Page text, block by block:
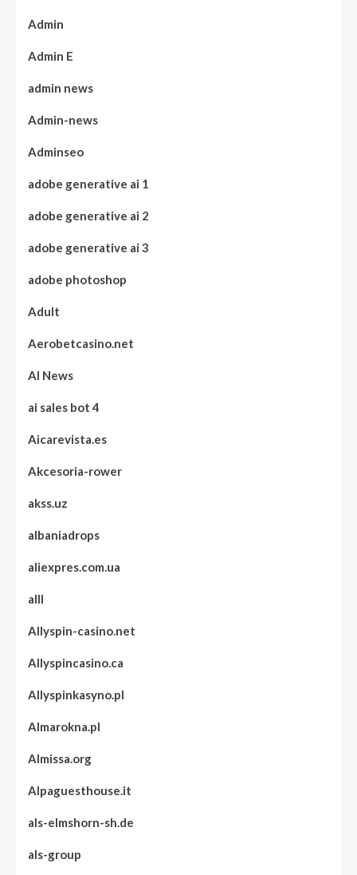
Admin
Admin E
admin news
Admin-news
Adminseo
adobe generative ai 1
adobe generative ai 2
adobe generative ai 3
adobe photoshop
Adult
Aerobetcasino.net
AI News
ai sales bot 4
Aicarevista.es
Akcesoria-rower
akss.uz
albaniadrops
aliexpres.com.ua
alll
Allyspin-casino.net
Allyspincasino.ca
Allyspinkasyno.pl
Almarokna.pl
Almissa.org
Alpaguesthouse.it
als-elmshorn-sh.de
als-group